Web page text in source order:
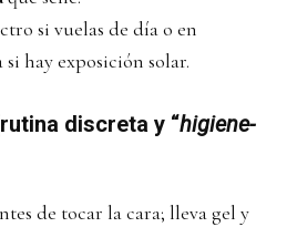
si vuelas de día o en
hay exposición solar.
discreta y “higiene-
de tocar la cara; lleva gel y